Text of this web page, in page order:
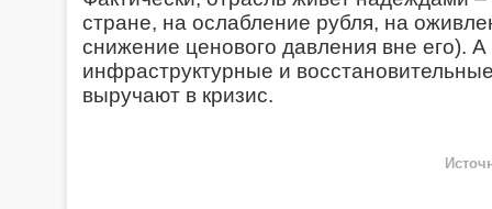
стране, на ослабление рубля, на
снижение ценового давления вне его).
инфраструктурные и
выручают в кризис.